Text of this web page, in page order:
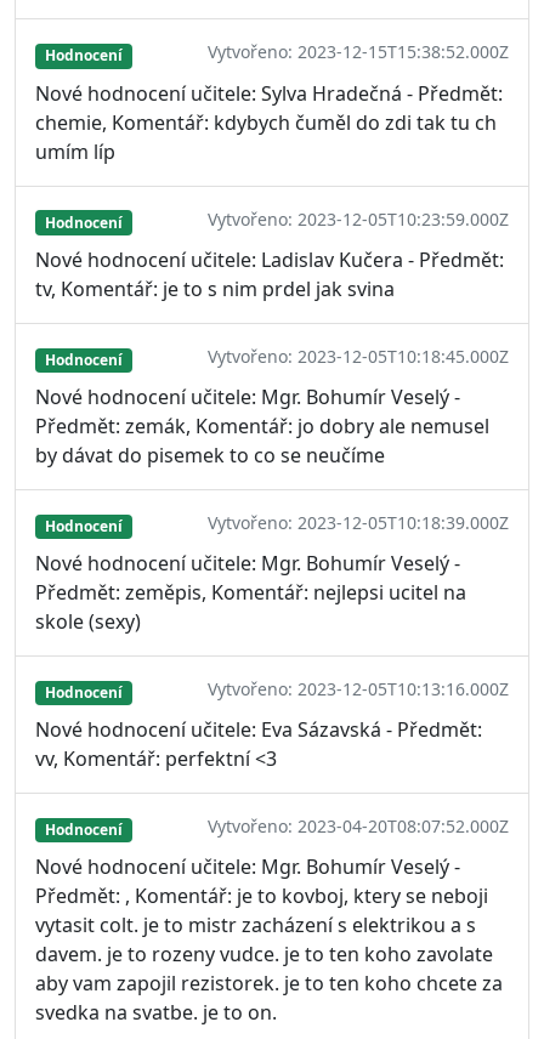
Hodnocení Vytvořeno: 2023-12-15T15:38:52.000Z
Nové hodnocení učitele: Sylva Hradečná - Předmět:
chemie, Komentář: kdybych čuměl do zdi tak tu ch
umím líp
Hodnocení Vytvořeno: 2023-12-05T10:23:59.000Z
Nové hodnocení učitele: Ladislav Kučera - Předmět:
tv, Komentář: je to s nim prdel jak svina
Hodnocení Vytvořeno: 2023-12-05T10:18:45.000Z
Nové hodnocení učitele: Mgr. Bohumír Veselý -
Předmět: zemák, Komentář: jo dobry ale nemusel
by dávat do pisemek to co se neučíme
Hodnocení Vytvořeno: 2023-12-05T10:18:39.000Z
Nové hodnocení učitele: Mgr. Bohumír Veselý -
Předmět: zeměpis, Komentář: nejlepsi ucitel na
skole (sexy)
Hodnocení Vytvořeno: 2023-12-05T10:13:16.000Z
Nové hodnocení učitele: Eva Sázavská - Předmět:
vv, Komentář: perfektní <3
Hodnocení Vytvořeno: 2023-04-20T08:07:52.000Z
Nové hodnocení učitele: Mgr. Bohumír Veselý -
Předmět: , Komentář: je to kovboj, ktery se neboji
vytasit colt. je to mistr zacházení s elektrikou a s
davem. je to rozeny vudce. je to ten koho zavolate
aby vam zapojil rezistorek. je to ten koho chcete za
svedka na svatbe. je to on.